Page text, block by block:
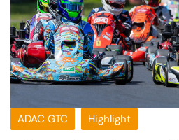
ADAC GTC Highlight